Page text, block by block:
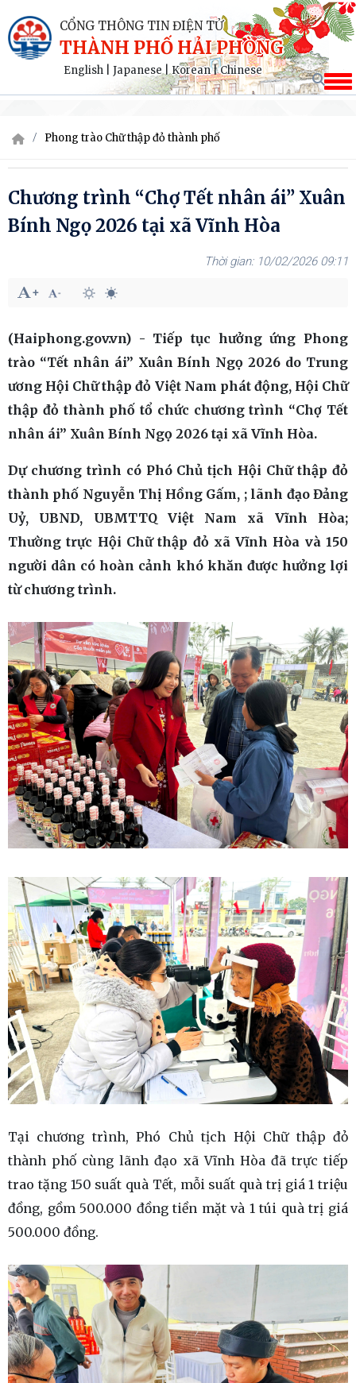
CỔNG THÔNG TIN ĐIỆN TỬ
THÀNH PHỐ HẢI PHÒNG
English Japanese|Korean|Chinese
Phong trào Chữ thập đỏ thành phố
Chương trình “Chợ Tết nhân ái” Xuân
Bính Ngọ 2026 tại xã Vĩnh Hòa
10/02/2026 09:11
(Haiphong.gov.vn) - Tiếp tục hưởng ứng Phong
trào “Tết nhân ái” Xuân Bính Ngọ 2026 do Trung
ương Hội Chữ thập đỏ Việt Nam phát động, Hội Chữ
thập đỏ thành phố tổ chức chương trình “Chợ Tết
nhân ái” Xuân Bính Ngọ 2026 tại xã Vĩnh Hòa.
Dự chương trình có Phó Chủ tịch Hội Chữ thập đỏ
thành phố Nguyễn Thị Hồng Gấm, ; lãnh đạo Đảng
Uỷ, UBND, UBMTTQ Việt Nam xã Vĩnh Hòa;
Thường trực Hội Chữ thập đỏ xã Vĩnh Hòa và 150
người dân có hoàn cảnh khó khăn được hưởng lợi
từ chương trình.
Tại chương trình, Phó Chủ tịch Hội Chữ thập đỏ
thành phố cùng lãnh đạo xã Vĩnh Hòa đã trực tiếp
trao tặng 150 suất quà Tết, mỗi suất quà trị giá 1 triệu
đồng, gồm 500.000 đồng tiền mặt và 1 túi quà trị giá
500.000 đồng.